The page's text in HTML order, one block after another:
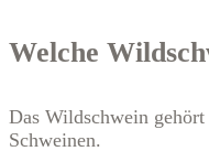
Welche
Das Wildschwein
Schweinen.